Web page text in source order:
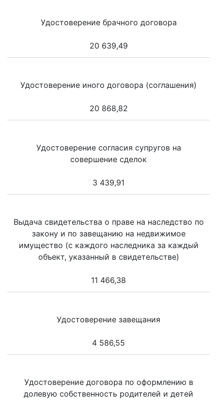
Удостоверение брачного договора
20 639,49
Удостоверение иного договора (соглашения)
20 868,82
Удостоверение согласия супругов на
совершение сделок
3 439,91
Выдача свидетельства о праве на наследство по
закону и по завещанию на недвижимое
имущество (с каждого наследника за каждый
объект, указанный в свидетельстве)
11 466,38
Удостоверение завещания
4 586,55
Удостоверение договора по оформлению в
долевую собственность родителей и детей